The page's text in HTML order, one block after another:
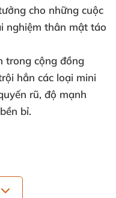
cho những cuộc
nghiệm thân mật táo
trong cộng đồng
hẳn các loại mini
rũ, độ mạnh
bỉ.